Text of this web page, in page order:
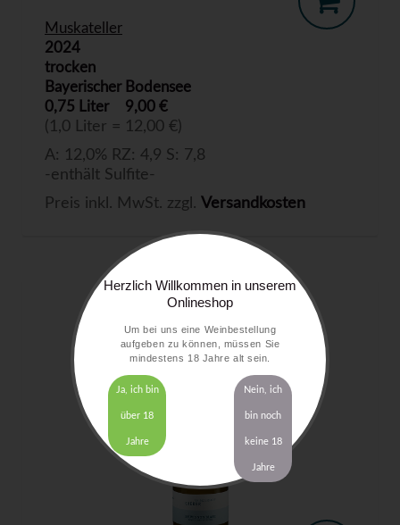
Muskateller
2024
trocken
Bayerischer Bodensee
0,75 Liter
9,00 €
(1,0 Liter = 12,00 €)
A: 12,0% RZ: 4,9 S: 7,8
-enthält Sulfite-
Preis inkl. MwSt. zzgl. Versandkosten
Herzlich Willkommen in unserem
Onlineshop
Um bei uns eine Weinbestellung
aufgeben zu können, müssen Sie
mindestens 18 Jahre alt sein.
Ja, ich bin
über 18
Jahre
Nein, ich
bin noch
keine 18
Jahre